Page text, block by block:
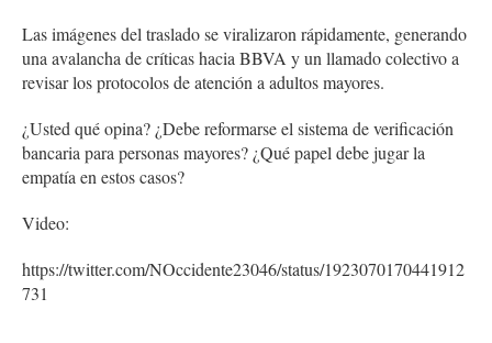
Las imágenes del traslado se viralizaron rápidamente, generando
una avalancha de críticas hacia BBVA y un llamado colectivo a
revisar los protocolos de atención a adultos mayores.
¿Usted qué opina? ¿Debe reformarse el sistema de verificación
bancaria para personas mayores? ¿Qué papel debe jugar la
empatía en estos casos?
Video:
https://twitter.com/NOccidente23046/status/1923070170441912
731